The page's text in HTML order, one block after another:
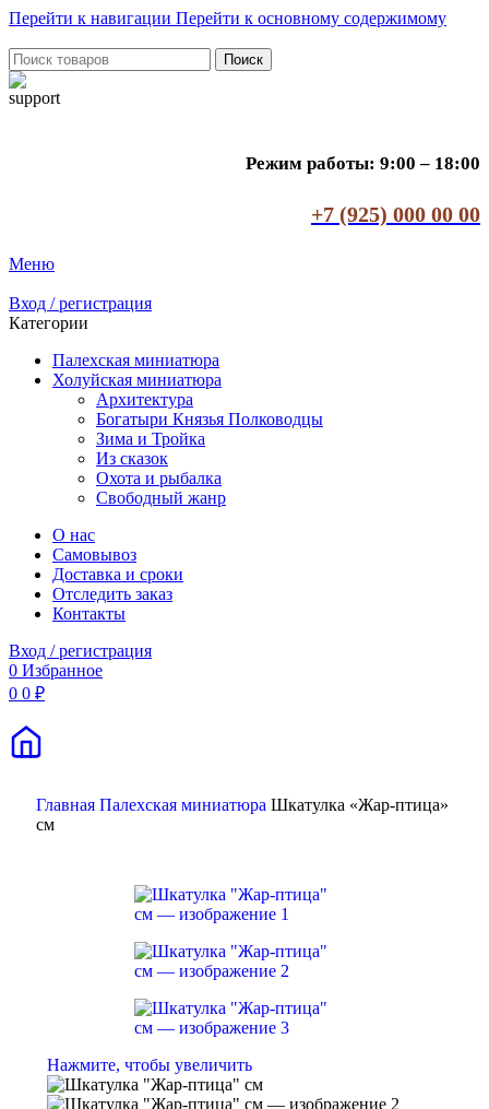
Перейти к навигации Перейти к основному содержимому
Поиск
Режим работы: 9:00 – 18:00
+7 (925) 000 00 00
Меню
Вход / регистрация
Категории
Палехская миниатюра
Холуйская миниатюра
Архитектура
Богатыри Князья Полководцы
Зима и Тройка
Из сказок
Охота и рыбалка
Свободный жанр
О нас
Самовывоз
Доставка и сроки
Отследить заказ
Контакты
Вход / регистрация
0 Избранное
0 0 ₽
Главная Палехская миниатюра Шкатулка «Жар-птица»
см
Нажмите, чтобы увеличить